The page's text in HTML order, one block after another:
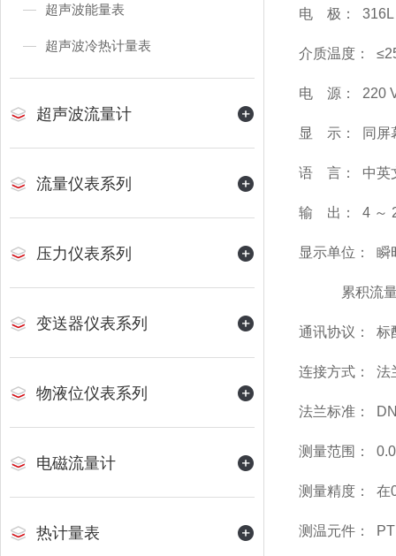
超声波能量表
超声波冷热计量表
超声波流量计
流量仪表系列
压力仪表系列
变送器仪表系列
物液位仪表系列
电磁流量计
热计量表
电 极： 316L
介质温度：
电 源： 220 V
显 示： 同屏
语 言： 中英
输 出： 4 ～
显示单位： 瞬
累积流量可
通讯协议： 标
连接方式： 法
法兰标准：
测量范围：
测量精度： 在
测温元件：